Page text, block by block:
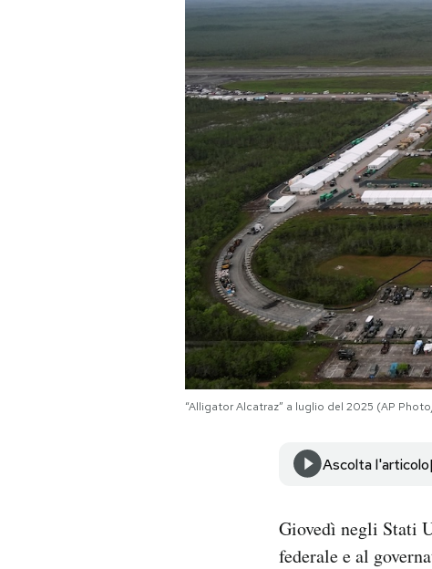
AREA PERSONALE
“Alligator Alcatraz” a luglio del 2025 (AP
Ascolta l'articolo
Giovedì negli Stati
federale e al